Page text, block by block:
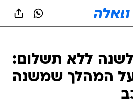
לשנה ללא תשלום:
המהלך שמשנה